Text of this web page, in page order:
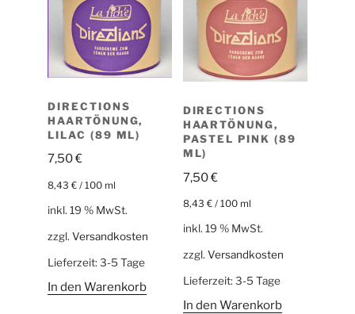
DIRECTIONS
HAARTÖNUNG,
LILAC (89 ML)
7,50€
8,43 € / 100 ml
inkl. 19 % MwSt.
zzgl. Versandkosten
Lieferzeit: 3-5 Tage
In den Warenkorb
DIRECTIONS
HAARTÖNUNG,
PASTEL PINK (89
ML)
7,50€
8,43 €/ 100 ml
inkl. 19 % MwSt.
zzgl. Versandkosten
Lieferzeit: 3-5 Tage
In den Warenkorb